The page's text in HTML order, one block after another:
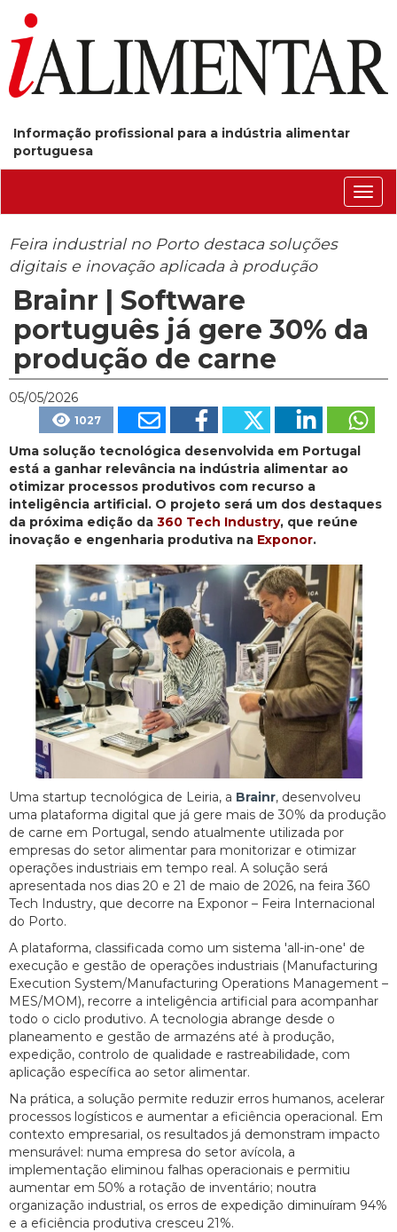
Informação profissional para a indústria alimentar
portuguesa
Feira industrial no Porto destaca soluções
digitais e inovação aplicada à produção
Brainr | Software
português já gere 30% da
produção de carne
05/05/2026
1027
Uma solução tecnológica desenvolvida em Portugal
está a ganhar relevância na indústria alimentar ao
otimizar processos produtivos com recurso a
inteligência artificial. O projeto será um dos destaques
da próxima edição da 360 Tech Industry, que reúne
inovação e engenharia produtiva na Exponor.
Uma startup tecnológica de Leiria, a Brainr, desenvolveu
uma plataforma digital que já gere mais de 30% da produção
de carne em Portugal, sendo atualmente utilizada por
empresas do setor alimentar para monitorizar e otimizar
operações industriais em tempo real. A solução será
apresentada nos dias 20 e 21 de maio de 2026, na feira 360
Tech Industry, que decorre na Exponor – Feira Internacional
do Porto.
A plataforma, classificada como um sistema 'all-in-one' de
execução e gestão de operações industriais (Manufacturing
Execution System/Manufacturing Operations Management –
MES/MOM), recorre a inteligência artificial para acompanhar
todo o ciclo produtivo. A tecnologia abrange desde o
planeamento e gestão de armazéns até à produção,
expedição, controlo de qualidade e rastreabilidade, com
aplicação específica ao setor alimentar.
Na prática, a solução permite reduzir erros humanos, acelerar
processos logísticos e aumentar a eficiência operacional. Em
contexto empresarial, os resultados já demonstram impacto
mensurável: numa empresa do setor avícola, a
implementação eliminou falhas operacionais e permitiu
aumentar em 50% a rotação de inventário; noutra
organização industrial, os erros de expedição diminuíram 94%
e a eficiência produtiva cresceu 21%.